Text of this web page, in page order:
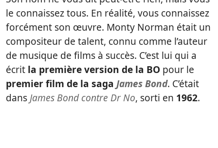
le connaissez tous. En réalité, vous connaissez
forcément son œuvre. Monty Norman était un
compositeur de talent, connu comme l’auteur
de musique de films à succès. C’est lui qui a
écrit la première version de la BO pour le
premier film de la saga James Bond. C’était
dans James Bond contre Dr No, sorti en 1962.